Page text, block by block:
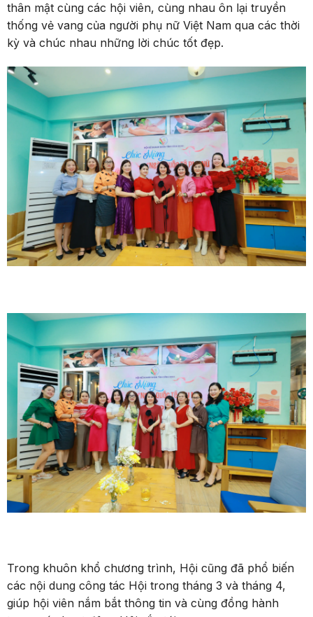
thân mật cùng các hội viên, cùng nhau ôn lại truyền
thống vẻ vang của người phụ nữ Việt Nam qua các thời
kỳ và chúc nhau những lời chúc tốt đẹp.
Trong khuôn khổ chương trình, Hội cũng đã phổ biến
các nội dung công tác Hội trong tháng 3 và tháng 4,
giúp hội viên nắm bắt thông tin và cùng đồng hành